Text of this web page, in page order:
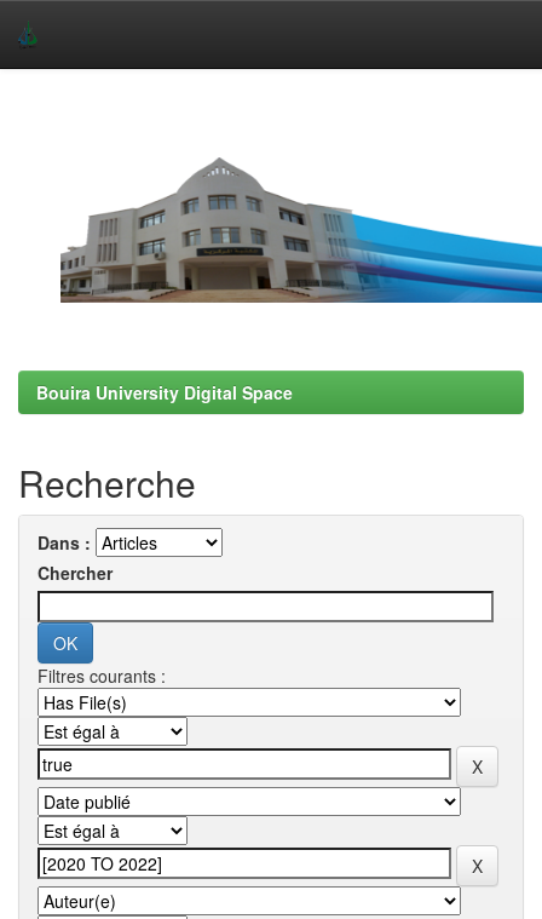
Bouira University Digital Space
Recherche
Dans :
Chercher
Filtres courants :